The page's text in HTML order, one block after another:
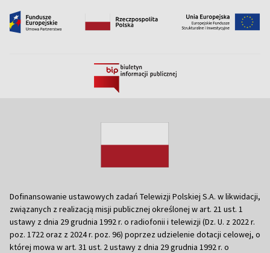
Dofinansowanie ustawowych zadań Telewizji Polskiej S.A. w likwidacji,
związanych z realizacją misji publicznej określonej w art. 21 ust. 1
ustawy z dnia 29 grudnia 1992 r. o radiofonii i telewizji (Dz. U. z 2022 r.
poz. 1722 oraz z 2024 r. poz. 96) poprzez udzielenie dotacji celowej, o
której mowa w art. 31 ust. 2 ustawy z dnia 29 grudnia 1992 r. o